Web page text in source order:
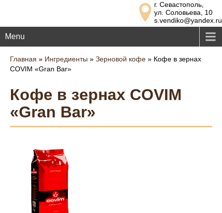
г. Севастополь,
ул. Соловьева, 10
s.vendiko@yandex.ru
Menu
Главная » Ингредиенты » Зерновой кофе » Кофе в зернах
COVIM «Gran Bar»
Кофе в зернах COVIM
«Gran Bar»